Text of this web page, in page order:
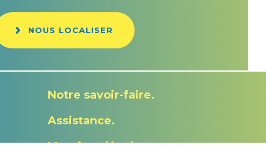
NOUS LOCALISER
Notre savoir-faire
Assistance
Mentions légales